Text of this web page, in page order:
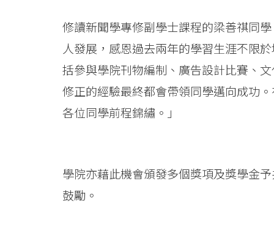
Baptist
University
修讀新聞學專修副學士課程的梁善祺同
人發展，感恩過去兩年的學習生涯不限
括參與學院刊物編制、廣告設計比賽、
修正的經驗最終都會帶領同學邁向成功
各位同學前程錦繡。」
學院亦藉此機會頒發多個獎項及獎學金
鼓勵。